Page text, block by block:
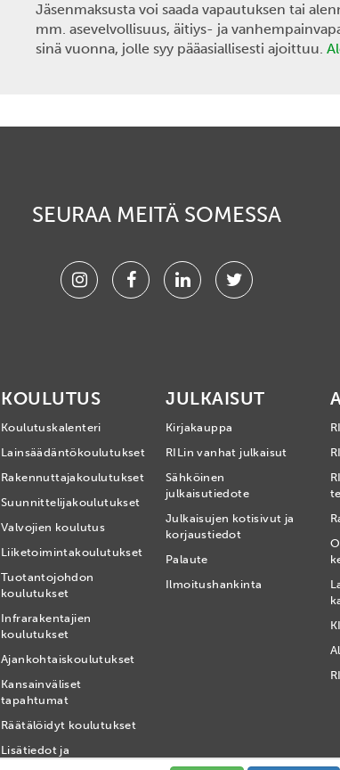
Jäsenmaksusta voi saada vapautuksen tai
mm. asevelvollisuus, äitiys- ja
sinä vuonna, jolle syy pääasiallisesti ajoittuu.
SEURAA MEITÄ SOMESSA
InstagramFacebookLinkedinTwitter
KOULUTUS
Koulutuskalenteri
Lainsäädäntökoulutukset
Rakennuttajakoulutukset
Suunnittelijakoulutukset
Valvojien koulutus
Liiketoimintakoulutukset
Tuotantojohdon
koulutukset
Infrarakentajien
koulutukset
Ajankohtaiskoulutukset
Kansainväliset
tapahtumat
Räätälöidyt koulutukset
Lisätiedot ja
JULKAISUT
Kirjakauppa
RILin vanhat julkaisut
Sähköinen
julkaisutiedote
Julkaisujen kotisivut ja
korjaustiedot
Palaute
Ilmoitushankinta